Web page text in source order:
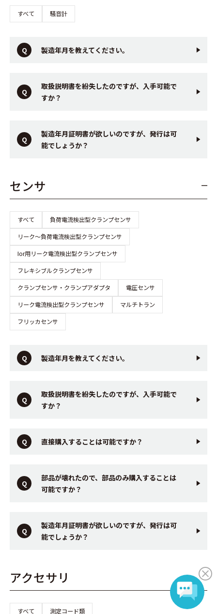
すべて 騒音計
製造年月を教えてください。
取扱説明書を紛失したのですが、入手可能で
すか？
製造年月証明書が欲しいのですが、発行は可
能でしょうか？
センサ
すべて
負荷電流検出型クランプセンサ
リーク～負荷電流検出型クランプセンサ
Ior用リーク電流検出型クランプセンサ
フレキシブルクランプセンサ
クランプセンサ・クランプアダプタ
電圧センサ
リーク電流検出型クランプセンサ
マルチトラン
フリッカセンサ
製造年月を教えてください。
取扱説明書を紛失したのですが、入手可能で
すか？
直接購入することは可能ですか？
部品が壊れたので、部品のみ購入することは
可能ですか？
製造年月証明書が欲しいのですが、発行は可
能でしょうか？
アクセサリ
すべて 測定コード類